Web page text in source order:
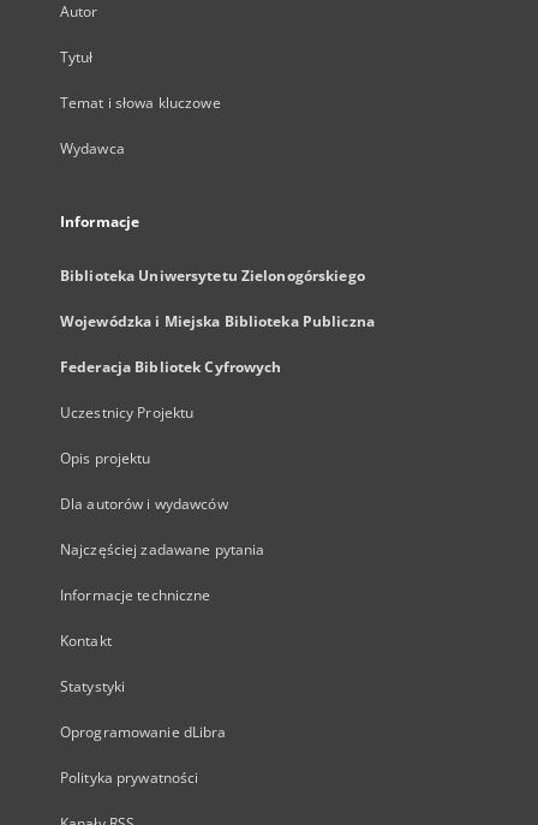
Autor
Tytuł
Temat i słowa kluczowe
Wydawca
Informacje
Biblioteka Uniwersytetu Zielonogórskiego
Wojewódzka i Miejska Biblioteka Publiczna
Federacja Bibliotek Cyfrowych
Uczestnicy Projektu
Opis projektu
Dla autorów i wydawców
Najczęściej zadawane pytania
Informacje techniczne
Kontakt
Statystyki
Oprogramowanie dLibra
Polityka prywatności